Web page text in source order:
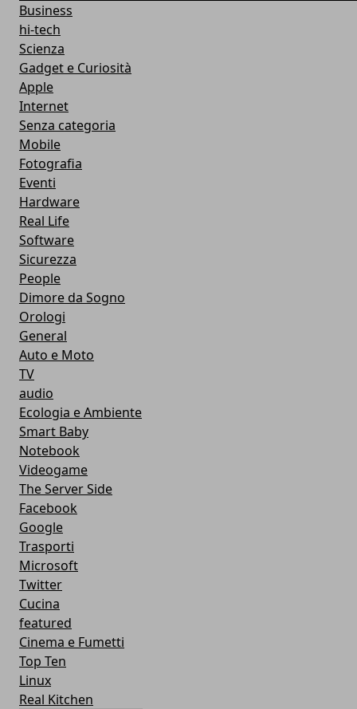
Business
hi-tech
Scienza
Gadget e Curiosità
Apple
Internet
Senza categoria
Mobile
Fotografia
Eventi
Hardware
Real Life
Software
Sicurezza
People
Dimore da Sogno
Orologi
General
Auto e Moto
TV
audio
Ecologia e Ambiente
Smart Baby
Notebook
Videogame
The Server Side
Facebook
Google
Trasporti
Microsoft
Twitter
Cucina
featured
Cinema e Fumetti
Top Ten
Linux
Real Kitchen